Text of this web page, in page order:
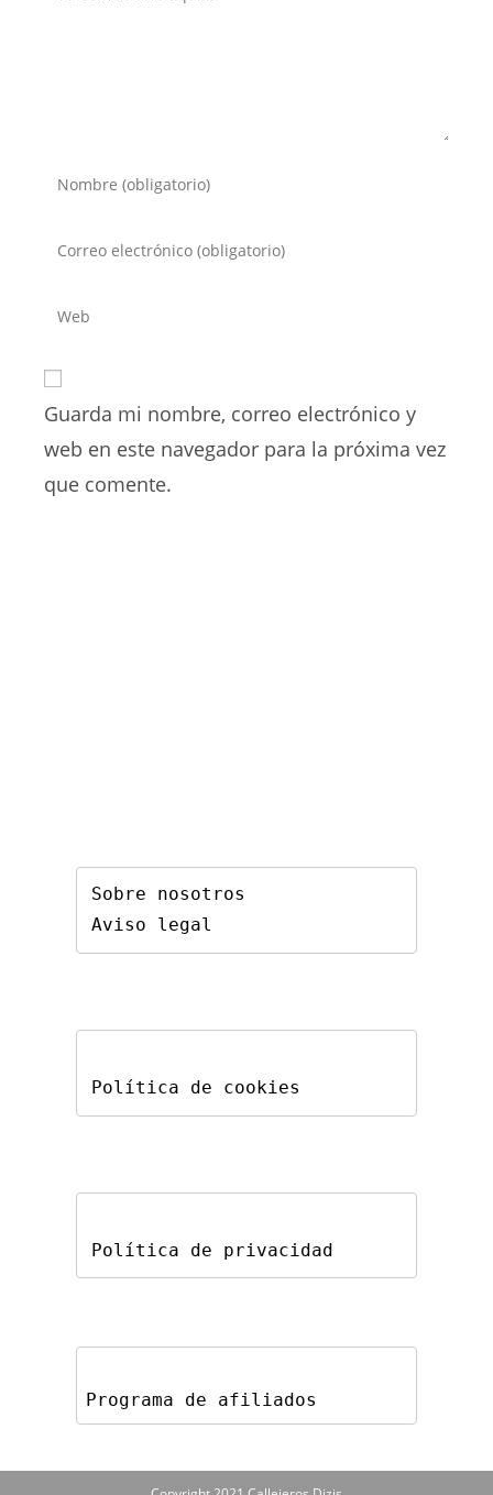
Introduce
de
para
Introduce
de
para
Introduce
de
tu
web
Guarda mi nombre, correo electrónico y
web en este navegador para la próxima vez
que comente.
Sobre nosotros
Aviso legal
Política de cookies
Política de privacidad
Programa de afiliados